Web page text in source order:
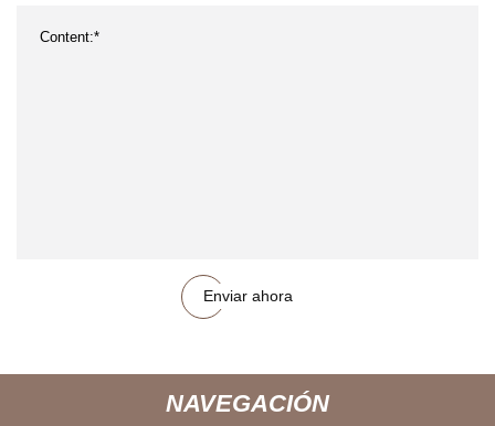
Enviar ahora
NAVEGACIÓN